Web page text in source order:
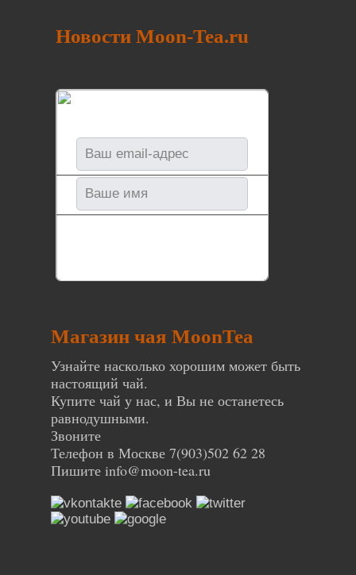
Новости Moon-Tea.ru
Магазин чая MoonTea
Узнайте насколько хорошим может быть
настоящий чай.
Купите чай у нас, и Вы не останетесь
равнодушными.
Звоните
Телефон в Москве 7(903)502 62 28
Пишите info@moon-tea.ru